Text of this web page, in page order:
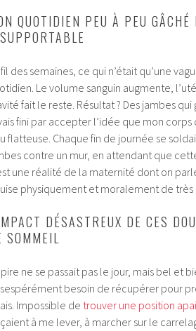
QUOTIDIEN PEU À PEU
des semaines, ce qui n’était qu’une
Le volume sanguin augmente,
fait le reste. Résultat ? Des jambes
fini par accepter l’idée que mon
flatteuse. Chaque fin de journée se
contre un mur, en attendant que
une réalité de la maternité dont on
physiquement et moralement de très
DÉSASTREUX DE CES
SOMMEIL
ne se passait pas le jour, mais bel et
besoin de récupérer pour
Impossible de trouver une position
à me lever, à marcher sur le